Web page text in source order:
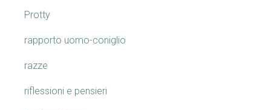
Protty
rapporto uomo-coniglio
razze
riflessioni e pensieri